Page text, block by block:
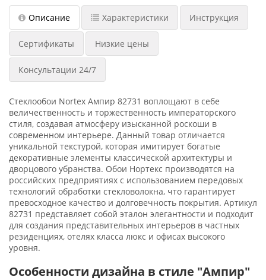
Описание Характеристики Инструкция
Сертификаты Низкие цены
Консультации 24/7
Стеклообои Nortex Ампир 82731 воплощают в себе
величественность и торжественность императорского
стиля, создавая атмосферу изысканной роскоши в
современном интерьере. Данный товар отличается
уникальной текстурой, которая имитирует богатые
декоративные элементы классической архитектуры и
дворцового убранства. Обои Нортекс производятся на
российских предприятиях с использованием передовых
технологий обработки стекловолокна, что гарантирует
превосходное качество и долговечность покрытия. Артикул
82731 представляет собой эталон элегантности и подходит
для создания представительных интерьеров в частных
резиденциях, отелях класса люкс и офисах высокого
уровня.
Особенности дизайна в стиле "Ампир"